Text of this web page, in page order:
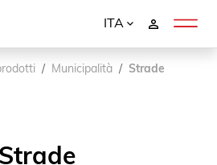
ITA
Municipalità Strade
Strade